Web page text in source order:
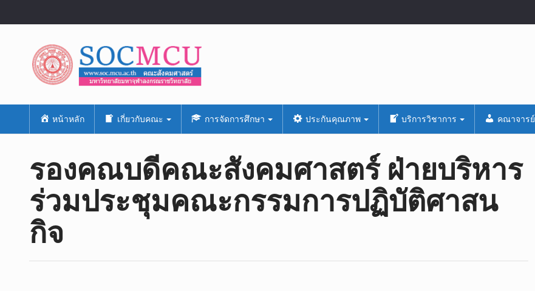
หน้าหลัก เกี่ยวกับคณะ การจัดการศึกษา ประกันคุณภาพ บริการวิชาการ คณาจารย์
รองคณบดีคณะสังคมศาสตร์ ฝ่ายบริหาร
ร่วมประชุมคณะกรรมการปฏิบัติศาสน
กิจ